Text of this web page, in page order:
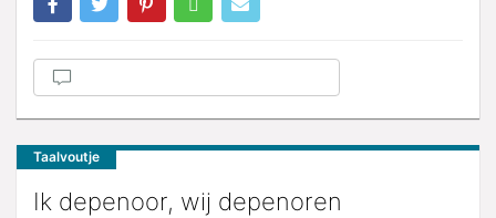
Taalvoutje
Ik depenoor, wij depenoren